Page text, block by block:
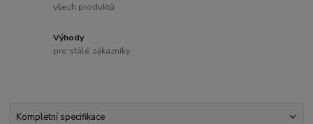
všech produktů
Výhody
pro stálé zákazníky
Kompletní specifikace